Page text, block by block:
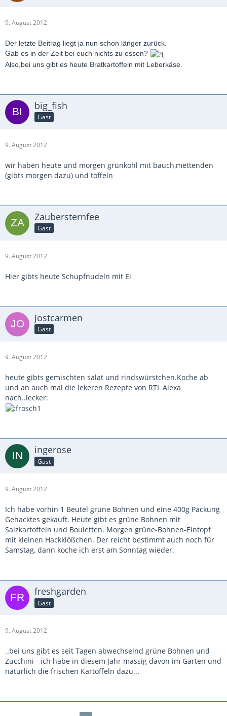
9. August 2012
Der letzte Beitrag liegt ja nun schon länger zurück.
Gab es in der Zeit bei euch nichts zu essen?
Also,bei uns gibt es heute Bratkartoffeln mit Leberkäse.
big_fish
Gast
9. August 2012
wir haben heute und morgen grünkohl mit bauch,mettenden
(gibts morgen dazu) und toffeln
Zaubersternfee
Gast
9. August 2012
Hier gibts heute Schupfnudeln mit Ei
Jostcarmen
Gast
9. August 2012
heute gibts gemischten salat und rindswürstchen.Koche ab
und an auch mal die lekeren Rezepte von RTL Alexa
nach..lecker:
ingerose
Gast
9. August 2012
Ich habe vorhin 1 Beutel grüne Bohnen und eine 400g Packung
Gehacktes gekauft. Heute gibt es grüne Bohnen mit
Salzkartoffeln und Bouletten. Morgen grüne-Bohnen-Eintopf
mit kleinen Hackklößchen. Der reicht bestimmt auch noch für
Samstag, dann koche ich erst am Sonntag wieder.
freshgarden
Gast
9. August 2012
..bei uns gibt es seit Tagen abwechselnd grüne Bohnen und
Zucchini - ich habe in diesem Jahr massig davon im Garten und
natürlich die frischen Kartoffeln dazu...